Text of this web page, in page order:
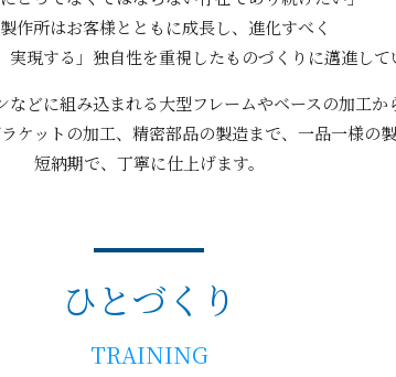
作所はお客様とともに成長し、進化すべく
実現する」独自性を重視したものづくりに邁進して
どに組み込まれる大型フレームやベースの加工か
ケットの加工、精密部品の製造まで、一品一様の
短納期で、丁寧に仕上げます。
ひとづくり
TRAINING